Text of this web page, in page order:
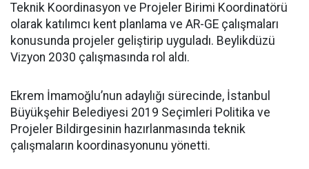
Teknik Koordinasyon ve Projeler Birimi Koordinatörü
olarak katılımcı kent planlama ve AR-GE çalışmaları
konusunda projeler geliştirip uyguladı. Beylikdüzü
Vizyon 2030 çalışmasında rol aldı.
Ekrem İmamoğlu’nun adaylığı sürecinde, İstanbul
Büyükşehir Belediyesi 2019 Seçimleri Politika ve
Projeler Bildirgesinin hazırlanmasında teknik
çalışmaların koordinasyonunu yönetti.